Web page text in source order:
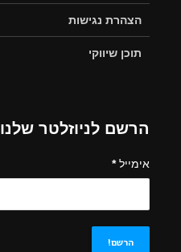
הצהרת נגישות
תוכן שיווקי
הרשם לניוזלטר שלנו
אימייל*